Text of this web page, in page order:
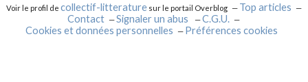
Voir le profil de collectif-litterature sur le portail Overblog
Top articles
Contact
Signaler un abus
C.G.U.
Cookies et données personnelles
Préférences cookies